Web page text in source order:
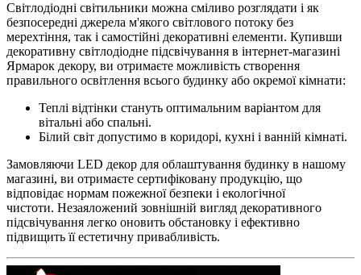
Світлодіодні світильники можна сміливо розглядати і як
безпосередні джерела м'якого світлового потоку без
мерехтіння, так і самостійні декоративні елементи. Купивши
декоративну світлодіодне підсвічування в інтернет-магазині
Ярмарок декору, ви отримаєте можливість створення
правильного освітлення всього будинку або окремої кімнати:
Теплі відтінки стануть оптимальним варіантом для
вітальні або спальні.
Білий світ допустимо в коридорі, кухні і ванній кімнаті.
Замовляючи LED декор для облаштування будинку в нашому
магазині, ви отримаєте сертифіковану продукцію, що
відповідає нормам пожежної безпеки і екологічної
чистоти. Незаяложений зовнішній вигляд декоративного
підсвічування легко оновить обстановку і ефективно
підвищить її естетичну привабливість.